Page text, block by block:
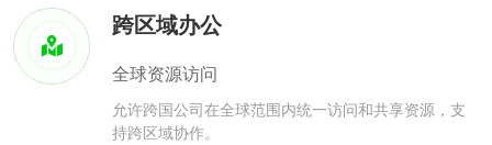
跨区域办公
全球资源访问
允许跨国公司在全球范围内统一访问和共享资源，支
持跨区域协作。